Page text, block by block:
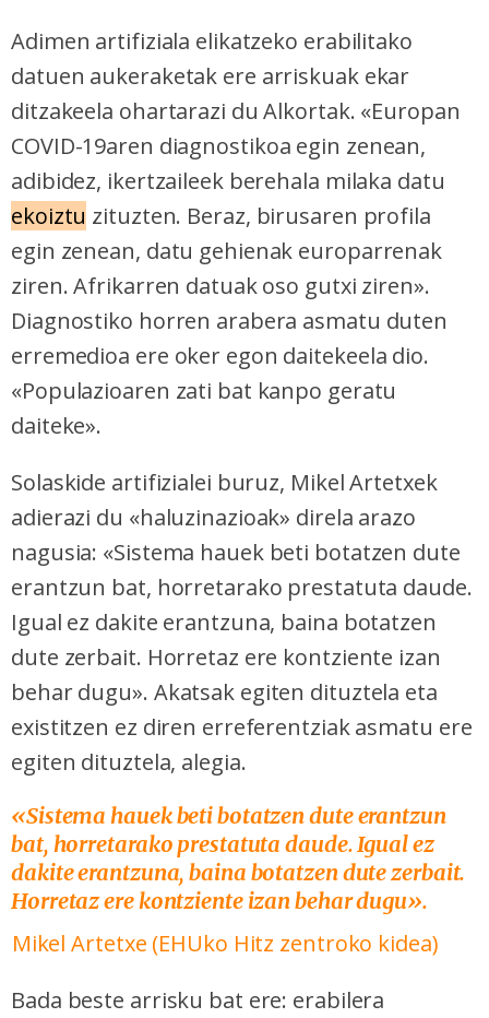
Adimen artifiziala elikatzeko erabilitako
datuen aukeraketak ere arriskuak ekar
ditzakeela ohartarazi du Alkortak. «Europan
COVID-19aren diagnostikoa egin zenean,
adibidez, ikertzaileek berehala milaka datu
ekoiztu zituzten. Beraz, birusaren profila
egin zenean, datu gehienak europarrenak
ziren. Afrikarren datuak oso gutxi ziren».
Diagnostiko horren arabera asmatu duten
erremedioa ere oker egon daitekeela dio.
«Populazioaren zati bat kanpo geratu
daiteke».
Solaskide artifizialei buruz, Mikel Artetxek
adierazi du «haluzinazioak» direla arazo
nagusia: «Sistema hauek beti botatzen dute
erantzun bat, horretarako prestatuta daude.
Igual ez dakite erantzuna, baina botatzen
dute zerbait. Horretaz ere kontziente izan
behar dugu». Akatsak egiten dituztela eta
existitzen ez diren erreferentziak asmatu ere
egiten dituztela, alegia.
«Sistema hauek beti botatzen dute erantzun
bat, horretarako prestatuta daude. Igual ez
dakite erantzuna, baina botatzen dute zerbait.
Horretaz ere kontziente izan behar dugu».
Mikel Artetxe (EHUko Hitz zentroko kidea)
Bada beste arrisku bat ere: erabilera